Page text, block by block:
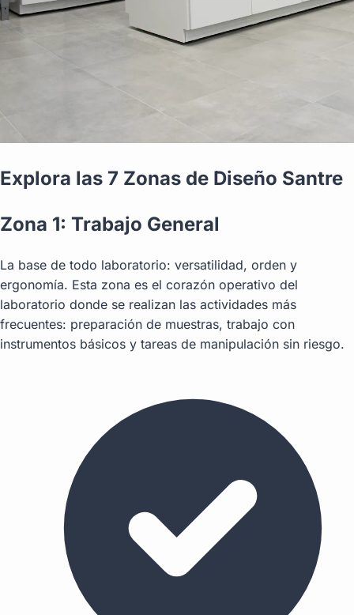
Explora las 7 Zonas de Diseño Santre
Zona 1: Trabajo General
La base de todo laboratorio: versatilidad, orden y
ergonomía. Esta zona es el corazón operativo del
laboratorio donde se realizan las actividades más
frecuentes: preparación de muestras, trabajo con
instrumentos básicos y tareas de manipulación sin riesgo.